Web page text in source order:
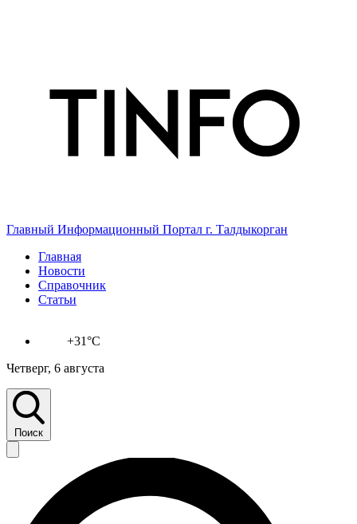
Главный Информационный Портал г. Талдыкорган
Главная
Новости
Справочник
Статьи
+31°C
Четверг, 6 августа
Поиск